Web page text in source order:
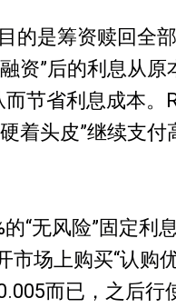
的是筹资赎回全
资”后的利息从原
节省利息成本。
着头皮”继续支付
“无风险”固定利
场上购买“认购
而已，之后行